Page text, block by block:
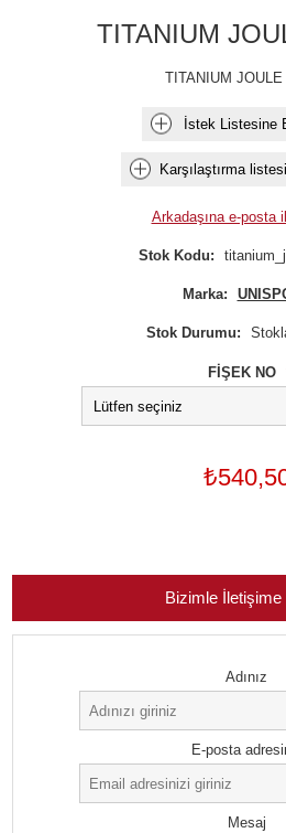
TITANIUM
TITANIUM JOULE
İstek Listesine
Karşılaştırma
Arkadaşına e-posta
Stok Kodu:
Marka:
Stok Durumu:
FİŞEK NO
Bizimle İletişime
Adınız
E-posta
Mesaj